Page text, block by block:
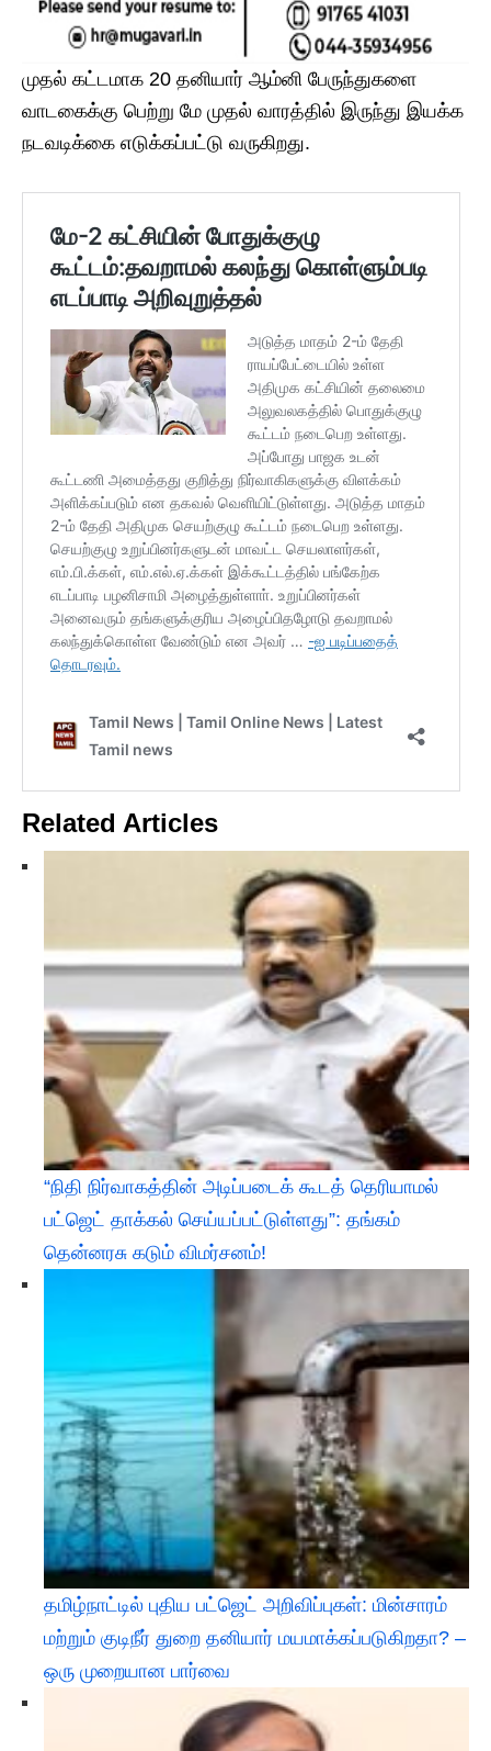
முதல் கட்டமாக 20 தனியார் ஆம்னி பேருந்துகளை
வாடகைக்கு பெற்று மே முதல் வாரத்தில் இருந்து இயக்க
நடவடிக்கை எடுக்கப்பட்டு வருகிறது.
Related Articles
“நிதி நிர்வாகத்தின் அடிப்படைக் கூடத் தெரியாமல்
பட்ஜெட் தாக்கல் செய்யப்பட்டுள்ளது”: தங்கம்
தென்னரசு கடும் விமர்சனம்!
தமிழ்நாட்டில் புதிய பட்ஜெட் அறிவிப்புகள்: மின்சாரம்
மற்றும் குடிநீர் துறை தனியார் மயமாக்கப்படுகிறதா? –
ஒரு முறையான பார்வை